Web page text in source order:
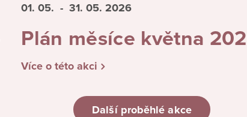
01. 05. - 31. 05.2026
Plán měsíce května
Více o této akci
Další proběhlé akce